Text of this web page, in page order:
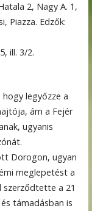
2, Nagy A. 1,
Piazza. Edzők:
ill. 3/2.
legyőzze a
ám a Fejér
ugyanis
Dorogon, ugyan
meglepetést a
szerződtette a 21
támadásban is